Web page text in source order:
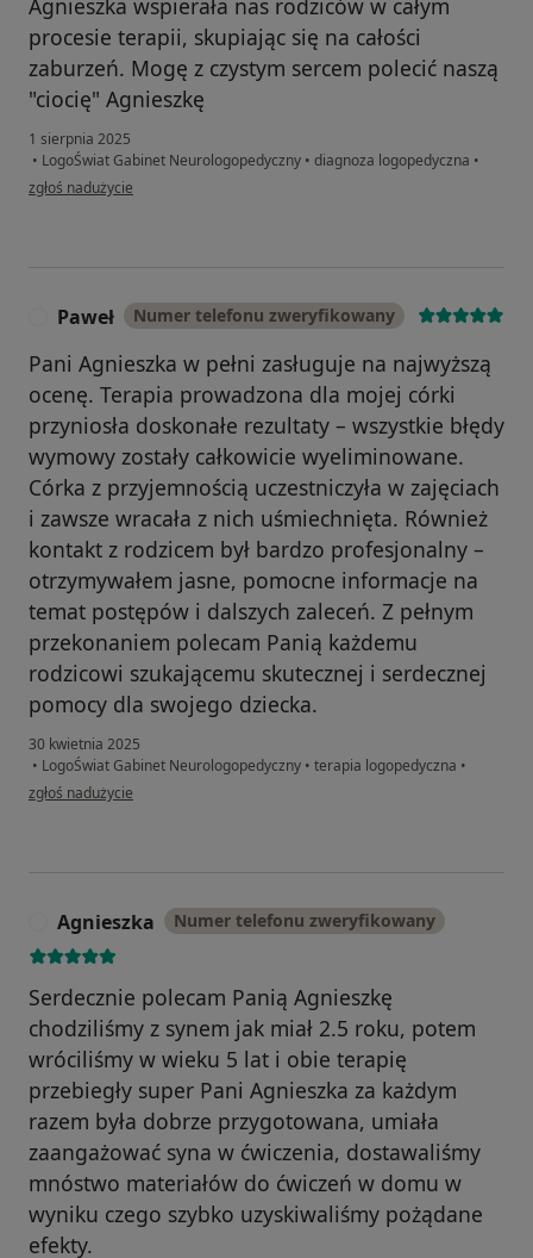
Agnieszka wspierała nas rodziców w całym
procesie terapii, skupiając się na całości
zaburzeń. Mogę z czystym sercem polecić naszą
"ciocię" Agnieszkę
1 sierpnia 2025
• LogoŚwiat Gabinet Neurologopedyczny • diagnoza logopedyczna •
w opinii użytkownika Paulina
zgłoś nadużycie
Paweł Numer telefonu zweryfikowany
Pani Agnieszka w pełni zasługuje na najwyższą
ocenę. Terapia prowadzona dla mojej córki
przyniosła doskonałe rezultaty – wszystkie błędy
wymowy zostały całkowicie wyeliminowane.
Córka z przyjemnością uczestniczyła w zajęciach
i zawsze wracała z nich uśmiechnięta. Również
kontakt z rodzicem był bardzo profesjonalny –
otrzymywałem jasne, pomocne informacje na
temat postępów i dalszych zaleceń. Z pełnym
przekonaniem polecam Panią każdemu
rodzicowi szukającemu skutecznej i serdecznej
pomocy dla swojego dziecka.
30 kwietnia 2025
• LogoŚwiat Gabinet Neurologopedyczny • terapia logopedyczna •
w opinii użytkownika Paweł
zgłoś nadużycie
Agnieszka Numer telefonu zweryfikowany
Serdecznie polecam Panią Agnieszkę
chodziliśmy z synem jak miał 2.5 roku, potem
wróciliśmy w wieku 5 lat i obie terapię
przebiegły super Pani Agnieszka za każdym
razem była dobrze przygotowana, umiała
zaangażować syna w ćwiczenia, dostawaliśmy
mnóstwo materiałów do ćwiczeń w domu w
wyniku czego szybko uzyskiwaliśmy pożądane
efekty.